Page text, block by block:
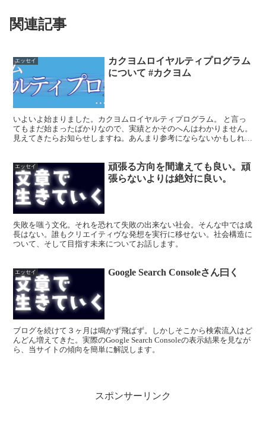
関連記事
エッセイ
カクヨムロイヤルティプログラム
について #カクヨム
いよいよ始まりました。カクヨムロイヤルティプログラム。 と言っ
てもまだ始まったばかりなので、実績とかそのへんはわかりません。
見えてきたらお知らせしますね。あんまり参考にならないかもしれま
エッセイ
頑張る方向を間違えても良い。頑
張らないよりは絶対に良い。
失敗を嗤う文化。それを恐れて失敗の出来ない社会。そんな中では成
長はない。誰もクリエイティヴな発想を実行に移せない。社会構造に
ついて、そして目指す未来についてお話します。
エッセイ Google Search Consoleさん曰く
ブログを続けて３ヶ月は鳴かず飛ばず。しかしそこから検索流入はど
んどん増えてきた。実際のGoogle Search Consoleの表示結果を見なが
ら、当サイトの傾向を簡単に解説します。
スポンサーリンク